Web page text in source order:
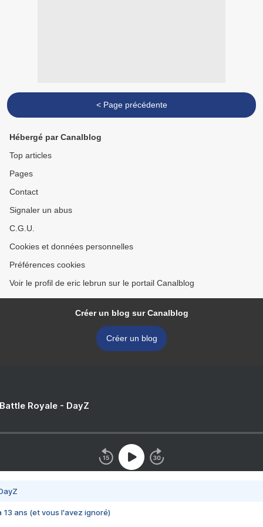
< Page précédente
Hébergé par Canalblog
Top articles
Pages
Contact
Signaler un abus
C.G.U.
Cookies et données personnelles
Préférences cookies
Voir le profil de eric lebrun sur le portail Canalblog
Créer un blog sur Canalblog
Créer un blog
Royale - DayZ
13 ans (et vous l'avez ignoré)